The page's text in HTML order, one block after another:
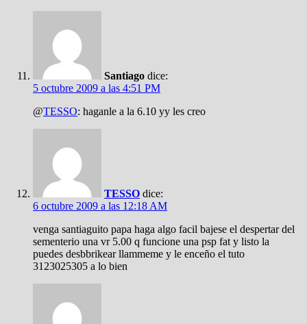
Santiago dice:
5 octubre 2009 a las 4:51 PM
@TESSO: haganle a la 6.10 yy les creo
TESSO dice:
6 octubre 2009 a las 12:18 AM
venga santiaguito papa haga algo facil bajese el despertar del
sementerio una vr 5.00 q funcione una psp fat y listo la
puedes desbbrikear llammeme y le enceño el tuto
3123025305 a lo bien